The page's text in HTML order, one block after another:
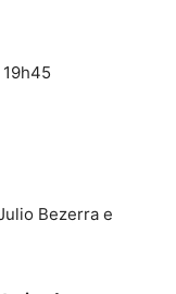
Bezerra e